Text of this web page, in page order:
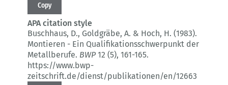
Copy
APA citation style
Buschhaus, D., Goldgräbe, A. & Hoch, H. (1983).
Montieren - Ein Qualifikationsschwerpunkt der
Metallberufe. BWP12 (5), 161-165.
https://www.bwp-
zeitschrift.de/dienst/publikationen/en/12663